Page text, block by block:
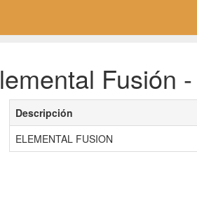
Fusión
Descripción
ELEMENTAL FUSION